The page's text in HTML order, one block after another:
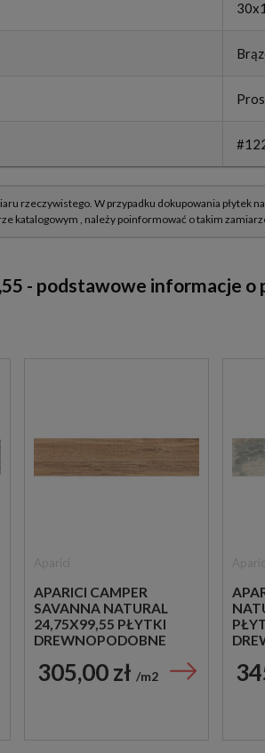
- podstawowe informacje o
APARICI CAMPER
SAVANNA NATURAL
24,75X99,55 PŁYTKI
DREWNOPODOBNE
305,00 zł m2